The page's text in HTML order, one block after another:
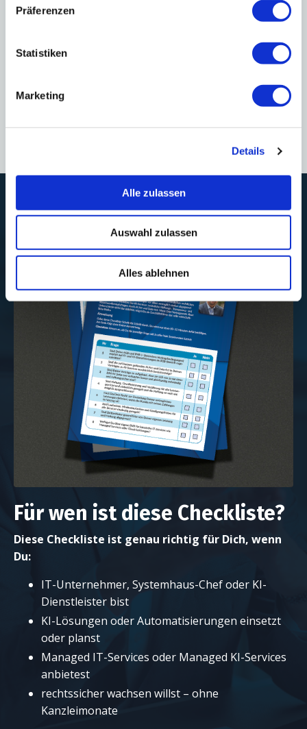
unsererDatenschutzerklärung
Präferenzen
Statistiken
Marketing
Details
Alle zulassen
Auswahl zulassen
Alles ablehnen
Klare rechtliche Standortbestimmung
Nach 15 Minuten weißt Du: rechtlich stabil aufgestellt
Kostenlose AGB- & KI-Checkliste
Für wen ist diese Checkliste?
Diese Checkliste ist genau richtig für Dich, wenn
Du:
IT-Unternehmer, Systemhaus-Chef oder KI-
Dienstleister bist
KI-Lösungen oder Automatisierungen einsetzt
oder planst
Managed IT-Services oder Managed KI-Services
anbietest
rechtssicher wachsen willst – ohne
Kanzleimonate